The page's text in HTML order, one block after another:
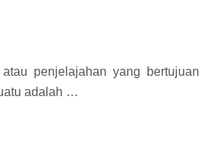
penjelajahan yang bertujuan
adalah …